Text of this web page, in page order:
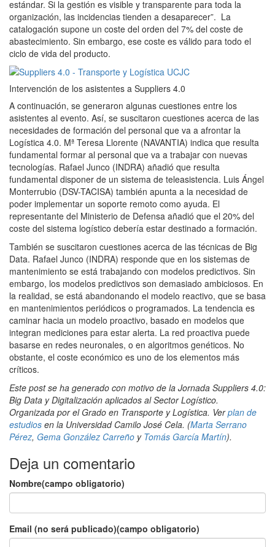
estándar. Si la gestión es visible y transparente para toda la
organización, las incidencias tienden a desaparecer”. La
catalogación supone un coste del orden del 7% del coste de
abastecimiento. Sin embargo, ese coste es válido para todo el
ciclo de vida del producto.
Intervención de los asistentes a Suppliers 4.0
A continuación, se generaron algunas cuestiones entre los
asistentes al evento. Así, se suscitaron cuestiones acerca de las
necesidades de formación del personal que va a afrontar la
Logística 4.0. Mª Teresa Llorente (NAVANTIA) indica que resulta
fundamental formar al personal que va a trabajar con nuevas
tecnologías. Rafael Junco (INDRA) añadió que resulta
fundamental disponer de un sistema de teleasistencia. Luis Ángel
Monterrubio (DSV-TACISA) también apunta a la necesidad de
poder implementar un soporte remoto como ayuda. El
representante del Ministerio de Defensa añadió que el 20% del
coste del sistema logístico debería estar destinado a formación.
También se suscitaron cuestiones acerca de las técnicas de Big
Data. Rafael Junco (INDRA) responde que en los sistemas de
mantenimiento se está trabajando con modelos predictivos. Sin
embargo, los modelos predictivos son demasiado ambiciosos. En
la realidad, se está abandonando el modelo reactivo, que se basa
en mantenimientos periódicos o programados. La tendencia es
caminar hacia un modelo proactivo, basado en modelos que
integran mediciones para estar alerta. La red proactiva puede
basarse en redes neuronales, o en algoritmos genéticos. No
obstante, el coste económico es uno de los elementos más
críticos.
Este post se ha generado con motivo de la Jornada Suppliers 4.0:
Big Data y Digitalización aplicados al Sector Logístico.
Organizada por el Grado en Transporte y Logística. Verplan de
estudios en la Universidad Camilo José Cela. (Marta Serrano
Pérez, Gema González Carreño y Tomás García Martín).
Deja un comentario
Nombre(campo obligatorio)
Email (no será publicado)(campo obligatorio)